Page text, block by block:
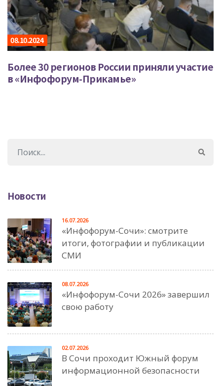
08.10.2024
Более 30 регионов России приняли участие
в «Инфофорум-Прикамье»
Новости
«Инфофорум-Сочи»: смотрите
итоги, фотографии и публикации
СМИ
16.07.2026
«Инфофорум-Сочи 2026» завершил
свою работу
08.07.2026
В Сочи проходит Южный форум
информационной безопасности
02.07.2026